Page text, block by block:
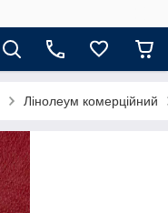
Лінолеум комерційний